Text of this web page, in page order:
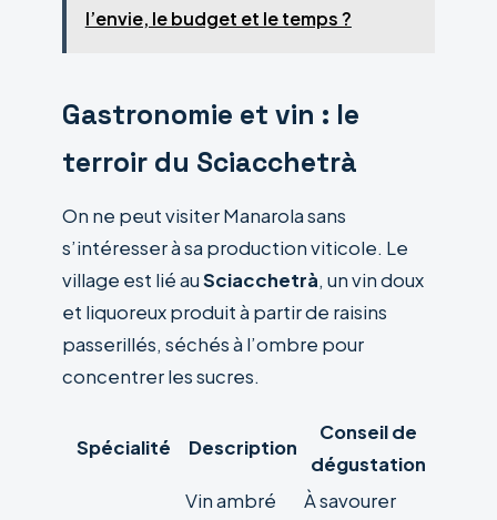
l’envie, le budget et le temps ?
Gastronomie et vin : le
terroir du Sciacchetrà
On ne peut visiter Manarola sans
s’intéresser à sa production viticole. Le
village est lié auSciacchetrà, un vin doux
et liquoreux produit à partir de raisins
passerillés, séchés à l’ombre pour
concentrer les sucres.
Spécialité Description
Conseil de
dégustation
Vin ambré
À savourer